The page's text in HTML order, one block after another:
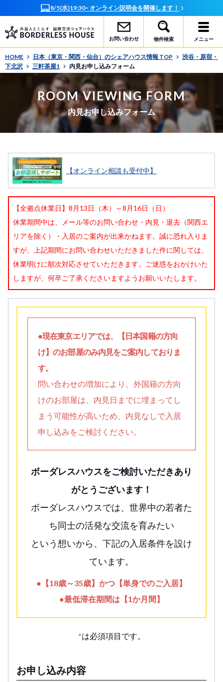
8/5(水)19:30~ オンライン説明会を開催します！
お問い合わせ 物件検索 メニュー
HOME 日本（東京・関西・仙台）のシェアハウス情報 TOP
渋谷・原宿・
下北沢
三軒茶屋1 内見お申し込みフォーム
ROOM VIEWING FORM
内見お申し込みフォーム
【オンライン相談も受付中】
【全拠点休業日】8月13日（木）～8月16日（日）
休業期間中は、メール等のお問い合わせ・内見・退去（関西エ
リアを除く）・入居のご案内が出来かねます。誠に恐れ入りま
すが、上記期間にお問い合わせいただきました件に関しては、
休業明けに順次対応させていただきます。ご迷惑をおかけいた
しますが、何卒ご了承くださいますようお願いいたします。
●現在東京エリアでは、【日本国籍の方向
け】のお部屋のみ内見をご案内しておりま
す。
問い合わせの増加により、外国籍の方向
けのお部屋は、内見日までに埋まってし
まう可能性が高いため、内見なしで入居
申し込みをご検討ください。
ボーダレスハウスをご検討いただきあり
がとうございます！
ボーダレスハウスでは、世界中の若者た
ち同士の活発な交流を育みたい
という想いから、下記の入居条件を設け
ています。
●【18歳～35歳】かつ【単身でのご入居】
●最低滞在期間は【1か月間】
*は必須項目です。
お申し込み内容